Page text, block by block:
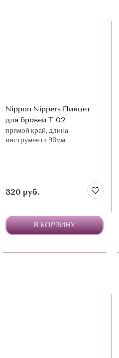
Nippon Nippers Пинцет
для бровей Т-02
прямой край, длина
инструмента 96мм
320 руб.
В КОРЗИНУ